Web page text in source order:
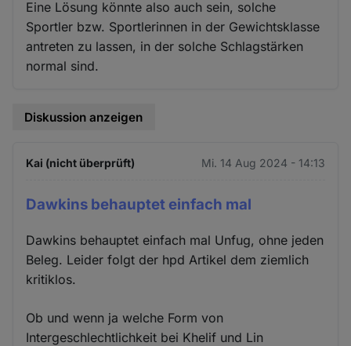
Eine Lösung könnte also auch sein, solche
Sportler bzw. Sportlerinnen in der Gewichtsklasse
antreten zu lassen, in der solche Schlagstärken
normal sind.
Diskussion anzeigen
Kai (nicht überprüft) Mi. 14 Aug 2024 - 14:13
Dawkins behauptet einfach mal
Dawkins behauptet einfach mal Unfug, ohne jeden
Beleg. Leider folgt der hpd Artikel dem ziemlich
kritiklos.
Ob und wenn ja welche Form von
Intergeschlechtlichkeit bei Khelif und Lin